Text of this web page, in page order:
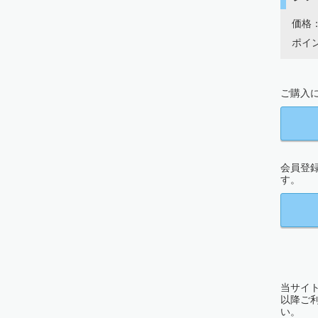
価格
ポイ
ご購入
会員登
す。
当サイ
以降ご
い。